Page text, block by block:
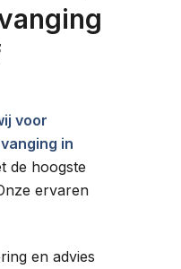
voor
in
de hoogste
ervaren
en advies